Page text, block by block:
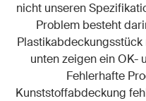
nicht unseren
Problem besteht
unten zeigen ein OK-
Fehlerhafte
Kunststoffabdeckung